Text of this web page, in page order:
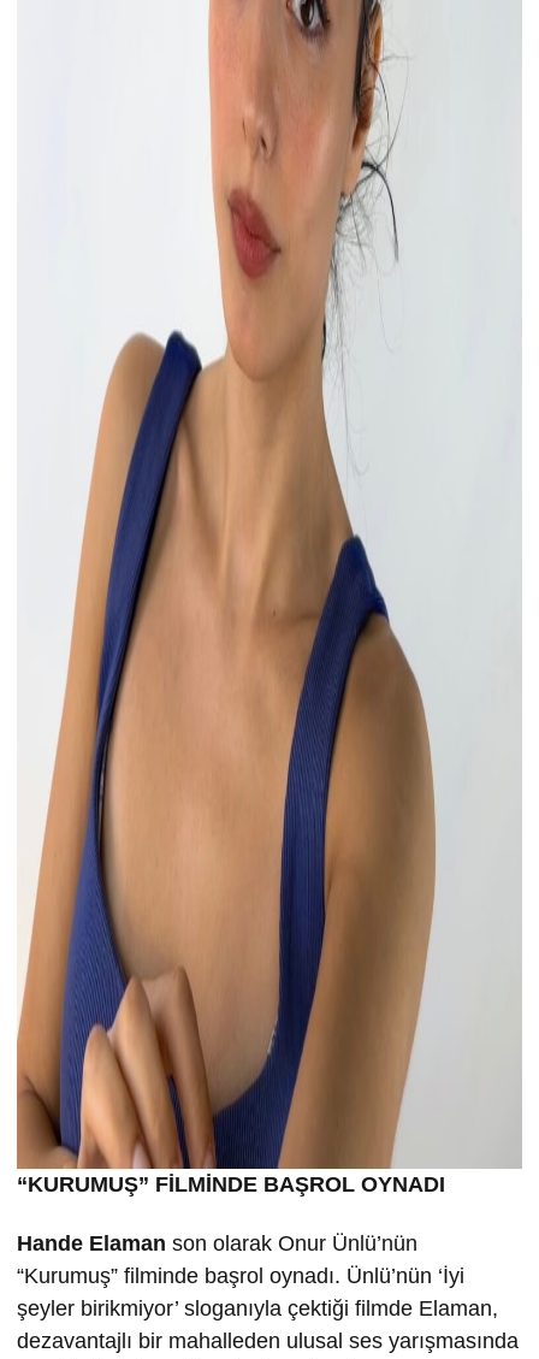
“KURUMUŞ” FİLMİNDE BAŞROL OYNADI
Hande Elaman son olarak Onur Ünlü’nün
“Kurumuş” filminde başrol oynadı. Ünlü’nün ‘İyi
şeyler birikmiyor’ sloganıyla çektiği filmde Elaman,
dezavantajlı bir mahalleden ulusal ses yarışmasında